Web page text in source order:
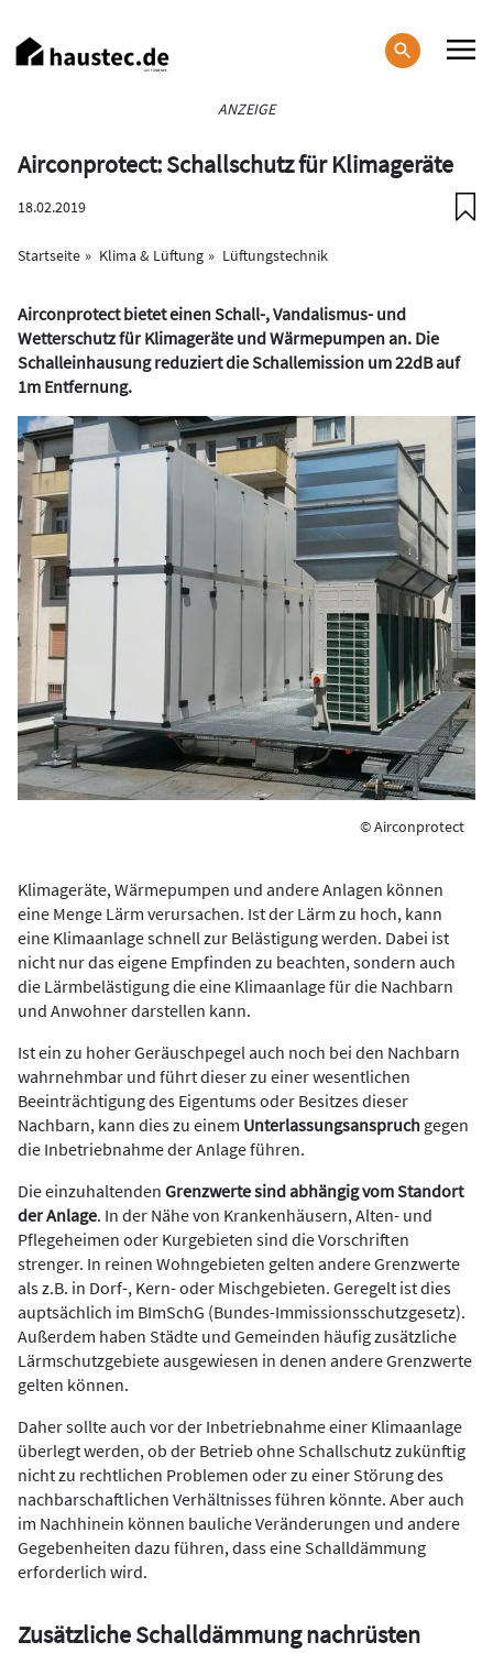
zum
Inhalt
ANZEIGE
Airconprotect: Schallschutz für Klimageräte
18.02.2019
Startseite Klima & Lüftung Lüftungstechnik
Airconprotect bietet einen Schall-, Vandalismus- und
Wetterschutz für Klimageräte und Wärmepumpen an. Die
Schalleinhausung reduziert die Schallemission um 22dB auf
1m Entfernung.
© Airconprotect
Klimageräte, Wärmepumpen und andere Anlagen können
eine Menge Lärm verursachen. Ist der Lärm zu hoch, kann
eine Klimaanlage schnell zur Belästigung werden. Dabei ist
nicht nur das eigene Empfinden zu beachten, sondern auch
die Lärmbelästigung die eine Klimaanlage für die Nachbarn
und Anwohner darstellen kann.
Ist ein zu hoher Geräuschpegel auch noch bei den Nachbarn
wahrnehmbar und führt dieser zu einer wesentlichen
Beeinträchtigung des Eigentums oder Besitzes dieser
Nachbarn, kann dies zu einem Unterlassungsanspruch gegen
die Inbetriebnahme der Anlage führen.
Die einzuhaltenden Grenzwerte sind abhängig vom Standort
der Anlage. In der Nähe von Krankenhäusern, Alten- und
Pflegeheimen oder Kurgebieten sind die Vorschriften
strenger. In reinen Wohngebieten gelten andere Grenzwerte
als z.B. in Dorf-, Kern- oder Mischgebieten. Geregelt ist dies
auptsächlich im BImSchG (Bundes-Immissionsschutzgesetz).
Außerdem haben Städte und Gemeinden häufig zusätzliche
Lärmschutzgebiete ausgewiesen in denen andere Grenzwerte
gelten können.
Daher sollte auch vor der Inbetriebnahme einer Klimaanlage
überlegt werden, ob der Betrieb ohne Schallschutz zukünftig
nicht zu rechtlichen Problemen oder zu einer Störung des
nachbarschaftlichen Verhältnisses führen könnte. Aber auch
im Nachhinein können bauliche Veränderungen und andere
Gegebenheiten dazu führen, dass eine Schalldämmung
erforderlich wird.
Zusätzliche Schalldämmung nachrüsten